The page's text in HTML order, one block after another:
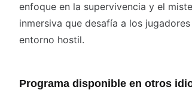
enfoque en la supervivencia y el
inmersiva que desafía a los
entorno hostil.
Programa disponible en otros